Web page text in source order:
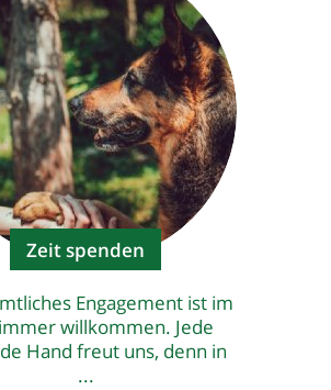
Zeit spenden
Engagement ist im
willkommen. Jede
Hand freut uns, denn in
...